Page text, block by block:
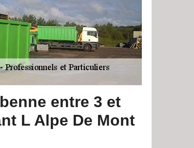
entre 3 et
L Alpe De Mont